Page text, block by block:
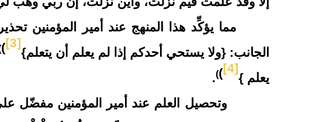
مما يؤكِّد هذا المنهج عند أمير المؤمنين
الجانب: {ولا يستحي أحدكم إذا لم يعلم أن يتعلم}
([3]
يعلم }
([4]
)
.
وتحصيل العلم عند أمير المؤمنين مفضّل على